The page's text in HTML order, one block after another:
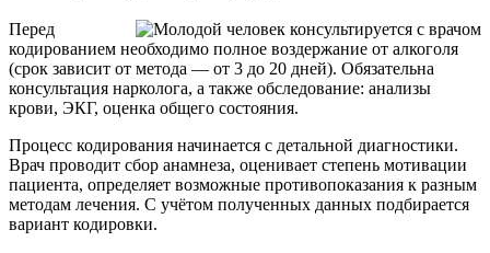
Перед
кодированием необходимо полное воздержание от алкоголя
(срок зависит от метода — от 3 до 20 дней). Обязательна
консультация нарколога, а также обследование: анализы
крови, ЭКГ, оценка общего состояния.
Процесс кодирования начинается с детальной диагностики.
Врач проводит сбор анамнеза, оценивает степень мотивации
пациента, определяет возможные противопоказания к разным
методам лечения. С учётом полученных данных подбирается
вариант кодировки.